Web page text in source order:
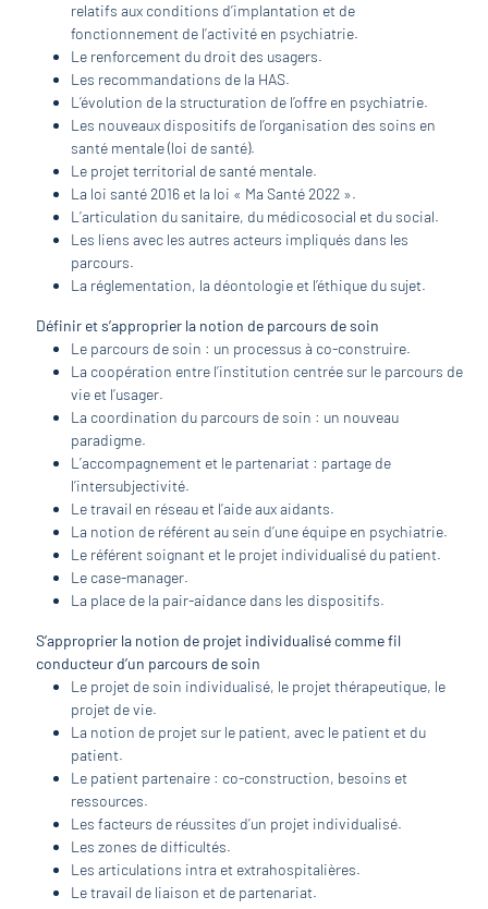
relatifs aux conditions d’implantation et de
fonctionnement de l’activité en psychiatrie.
Le renforcement du droit des usagers.
Les recommandations de la HAS.
L’évolution de la structuration de l’offre en psychiatrie.
Les nouveaux dispositifs de l’organisation des soins en
santé mentale (loi de santé).
Le projet territorial de santé mentale.
La loi santé 2016 et la loi « Ma Santé 2022 ».
L’articulation du sanitaire, du médicosocial et du social.
Les liens avec les autres acteurs impliqués dans les
parcours.
La réglementation, la déontologie et l’éthique du sujet.
Définir et s’approprier la notion de parcours de soin
Le parcours de soin : un processus à co-construire.
La coopération entre l’institution centrée sur le parcours de
vie et l’usager.
La coordination du parcours de soin : un nouveau
paradigme.
L’accompagnement et le partenariat : partage de
l’intersubjectivité.
Le travail en réseau et l’aide aux aidants.
La notion de référent au sein d’une équipe en psychiatrie.
Le référent soignant et le projet individualisé du patient.
Le case-manager.
La place de la pair-aidance dans les dispositifs.
S’approprier la notion de projet individualisé comme fil
conducteur d’un parcours de soin
Le projet de soin individualisé, le projet thérapeutique, le
projet de vie.
La notion de projet sur le patient, avec le patient et du
patient.
Le patient partenaire : co-construction, besoins et
ressources.
Les facteurs de réussites d’un projet individualisé.
Les zones de difficultés.
Les articulations intra et extrahospitalières.
Le travail de liaison et de partenariat.